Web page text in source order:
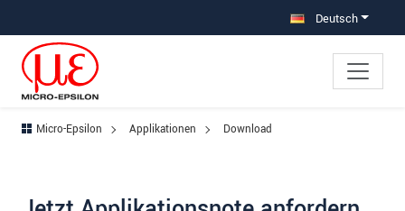
Deutsch
Micro-Epsilon Applikationen Download